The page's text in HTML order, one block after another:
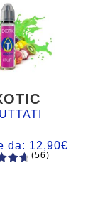
da: 12,90€
(56)